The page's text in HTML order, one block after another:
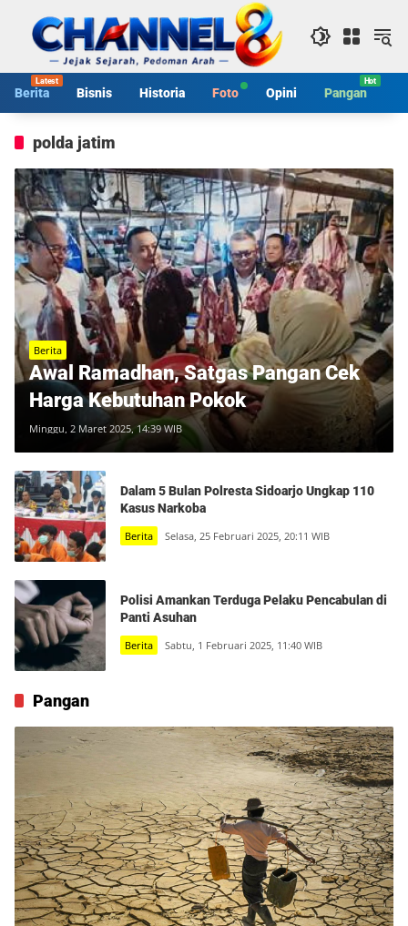
konten
Berita Bisnis Historia Foto Opini Pangan
polda jatim
Berita
Awal Ramadhan, Satgas Pangan Cek
Harga Kebutuhan Pokok
Minggu, 2 Maret 2025, 14:39 WIB
Dalam 5 Bulan Polresta Sidoarjo Ungkap 110
Kasus Narkoba
Berita Selasa, 25 Februari 2025, 20:11 WIB
Polisi Amankan Terduga Pelaku Pencabulan di
Panti Asuhan
Berita Sabtu, 1 Februari 2025, 11:40 WIB
Pangan